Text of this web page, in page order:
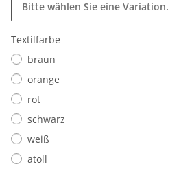
Bitte wählen Sie eine Variation.
Textilfarbe
braun
orange
rot
schwarz
weiß
atoll